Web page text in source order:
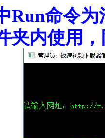
Run命令
夹内使用